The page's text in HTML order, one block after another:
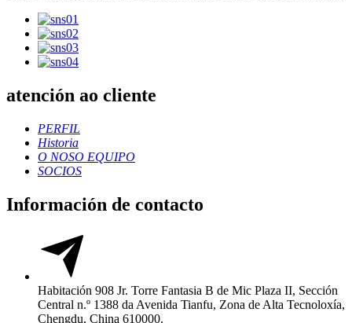
atención ao cliente
PERFIL
Historia
O NOSO EQUIPO
SOCIOS
Información de contacto
Habitación 908 Jr. Torre Fantasia B de Mic Plaza II, Sección
Central n.º 1388 da Avenida Tianfu, Zona de Alta Tecnoloxía,
Chengdu, China 610000.